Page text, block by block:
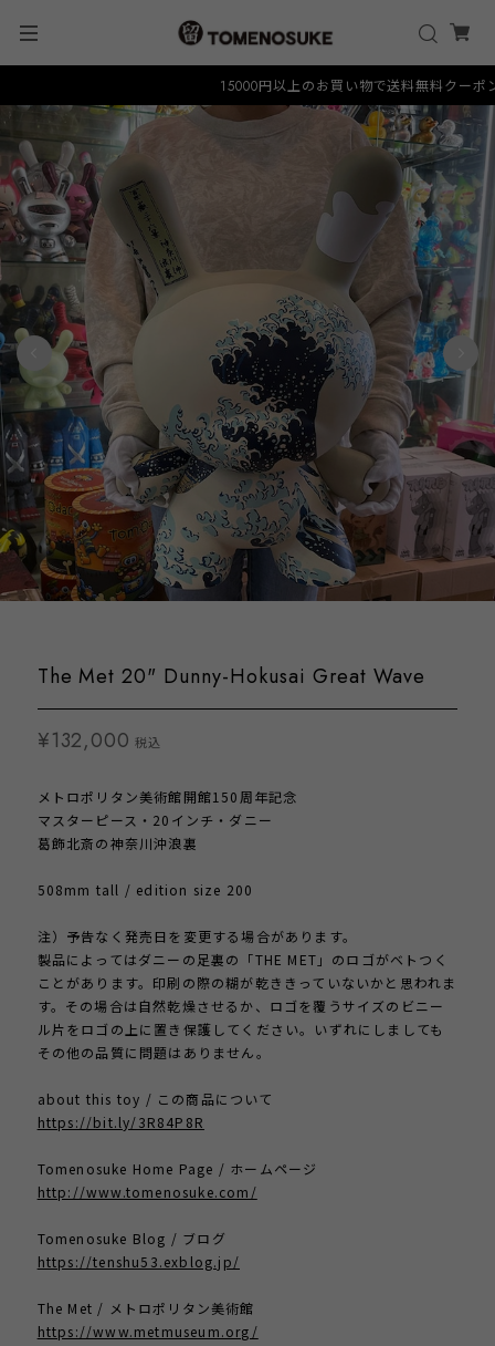
15000円以上のお買い物で送料無料クーポン
The Met 20" Dunny-Hokusai Great Wave
¥132,000 税込
メトロポリタン美術館開館150周年記念
マスターピース・20インチ・ダニー
葛飾北斎の神奈川沖浪裏
508mm tall / edition size 200
注）予告なく発売日を変更する場合があります。
製品によってはダニーの足裏の「THE MET」のロゴがベトつく
ことがあります。印刷の際の糊が乾ききっていないかと思われま
す。その場合は自然乾燥させるか、ロゴを覆うサイズのビニー
ル片をロゴの上に置き保護してください。いずれにしましても
その他の品質に問題はありません。
about this toy / この商品について
https://bit.ly/3R84P8R
Tomenosuke Home Page / ホームページ
http://www.tomenosuke.com/
Tomenosuke Blog / ブログ
https://tenshu53.exblog.jp/
The Met / メトロポリタン美術館
https://www.metmuseum.org/